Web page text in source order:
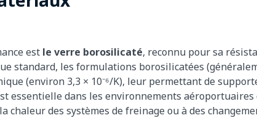
est le verre borosilicaté, reconnu pour sa
standard, les formulations borosilicatées
(environ 3,3 × 10⁻⁶/K), leur permettant de
essentielle dans les environnements
chaleur des systèmes de freinage ou à des